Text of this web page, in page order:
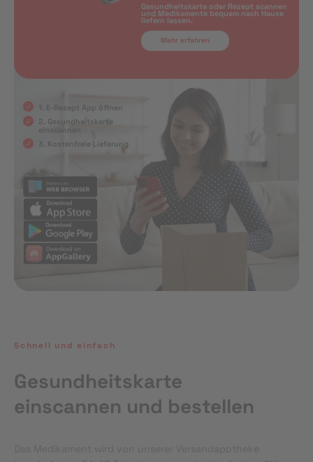
Gesundheitskarte oder Rezept scannen
und Medikamente bequem nach Hause
liefern lassen.
Mehr erfahren
1. E-Rezept App öffnen
2. Gesundheitskarte
einscannen
3. Kostenfreie Lieferung
Schnell und einfach
Gesundheitskarte
einscannen und bestellen